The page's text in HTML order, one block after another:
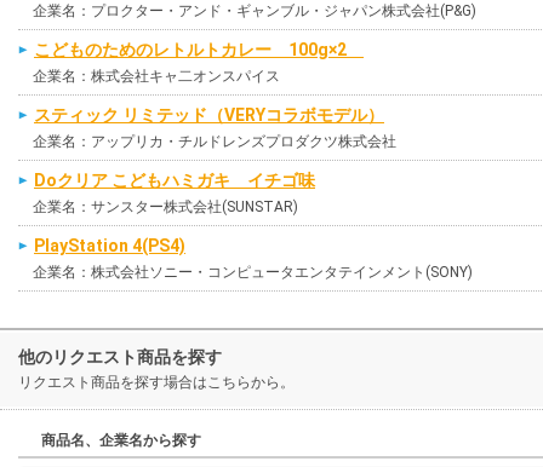
企業名：プロクター・アンド・ギャンブル・ジャパン株式会社(P&G)
こどものためのレトルトカレー 100g×2
企業名：株式会社キャ二オンスパイス
スティック リミテッド（VERYコラボモデル）
企業名：アップリカ・チルドレンズプロダクツ株式会社
Doクリア こどもハミガキ イチゴ味
企業名：サンスター株式会社(SUNSTAR)
PlayStation 4(PS4)
企業名：株式会社ソニー・コンピュータエンタテインメント(SONY)
他のリクエスト商品を探す
リクエスト商品を探す場合はこちらから。
商品名、企業名から探す